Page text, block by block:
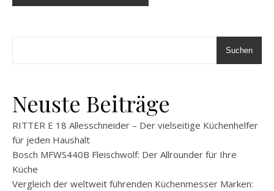
Suchen
Neuste Beiträge
RITTER E 18 Allesschneider – Der vielseitige Küchenhelfer
für jeden Haushalt
Bosch MFWS440B Fleischwolf: Der Allrounder für Ihre
Küche
Vergleich der weltweit führenden Küchenmesser Marken: